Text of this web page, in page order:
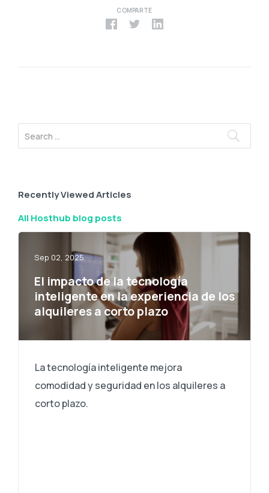
COMPARTE
Recently Viewed Articles
All Hosthub blog posts
Sep 02, 2025
El impacto de la tecnología
inteligente en la experiencia de los
alquileres a corto plazo
La tecnología inteligente mejora
comodidad y seguridad en los alquileres a
corto plazo.